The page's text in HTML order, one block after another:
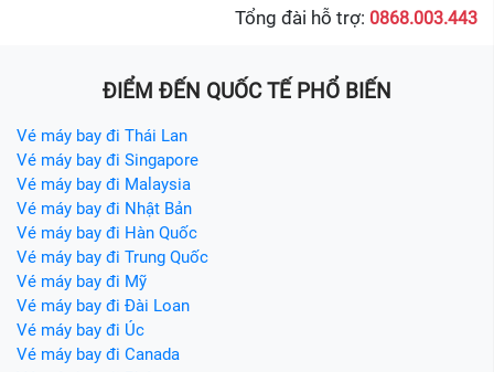
Tổng đài hỗ trợ: 0868.003.443
ĐIỂM ĐẾN QUỐC TẾ PHỔ BIẾN
Vé máy bay đi Thái Lan
Vé máy bay đi Singapore
Vé máy bay đi Malaysia
Vé máy bay đi Nhật Bản
Vé máy bay đi Hàn Quốc
Vé máy bay đi Trung Quốc
Vé máy bay đi Mỹ
Vé máy bay đi Đài Loan
Vé máy bay đi Úc
Vé máy bay đi Canada